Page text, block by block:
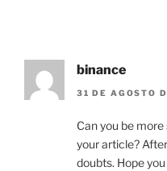
binance
31 DE AGOSTO
Can you be
your article?
doubts. Hope